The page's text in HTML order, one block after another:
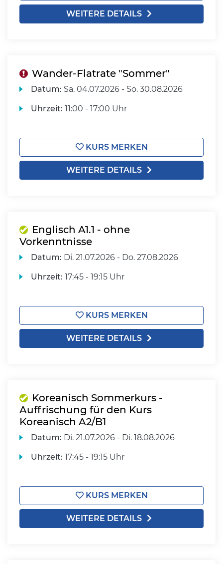
WEITERE DETAILS
Wander-Flatrate "Sommer"
Datum: Sa. 04.07.2026 - So. 30.08.2026
Uhrzeit: 11:00 - 17:00 Uhr
KURS MERKEN
WEITERE DETAILS
Englisch A1.1 - ohne
Vorkenntnisse
Datum: Di. 21.07.2026 - Do. 27.08.2026
Uhrzeit: 17:45 - 19:15 Uhr
KURS MERKEN
WEITERE DETAILS
Koreanisch Sommerkurs -
Auffrischung für den Kurs
Koreanisch A2/B1
Datum: Di. 21.07.2026 - Di. 18.08.2026
Uhrzeit: 17:45 - 19:15 Uhr
KURS MERKEN
WEITERE DETAILS